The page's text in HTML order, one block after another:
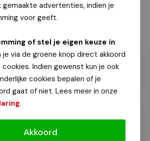
gemaakte advertenties, indien je
voor geeft.
of stel je eigen keuze in
je via de groene knop direct akkoord
Indien gewenst kun je ook
cookies bepalen of je
gaat of niet. Lees meer in onze
.
Akkoord
bij botsing tussen